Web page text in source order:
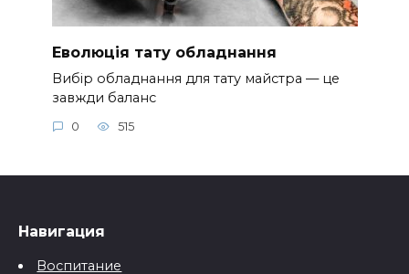
Еволюція тату обладнання
Вибір обладнання для тату майстра — це
завжди баланс
0 515
Навигация
Воспитание